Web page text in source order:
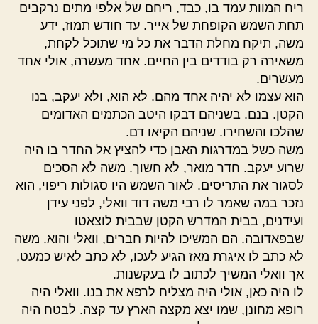
ריח המוות עמד בו, כבד, ריחם של אלפי מתים נרקבים
תחת השמש הקופחת של אייר. עד חודש תמוז, ידע
משה, תיקח מחלת הדבר את כל מי שתוכל לקחת,
משאירה רק בודדים בין החיים. אחד מעשרה, אולי אחד
מעשרים.
הוא עצמו לא יהיה אחד מהם. לא הוא, ולא יעקב, בנו
הקטן. בנם. בשניהם דבקו היטב הכתמים האדומים
שהלכו והשחירו. שניהם הקיאו דם.
משה כשל במדרגות האבן כדי להציץ אל החדר בו היה
שרוע יעקב. חדר מואר, לא חשוך. משה לא הסכים
לסגור את התריסים. לאור השמש היו סגולות ריפוי, הוא
נזכר במה שאמר לו רבי משה דוד וואלי, לפני עידן
ועידנים, בבית המדרש הקטן שבבית לוצאטו
שבפאדובה. הם המשיכו להיות חברים, וואלי והוא. משה
לא כתב לו איגרת מאז הגיע לעכו, לא כתב לאיש כמעט,
אך וואלי המשיך לכתוב לו בעקשנות.
לו היה כאן, אולי היה מצליח לרפא את בנו. וואלי היה
רופא מחונן, שמו יצא מקצה הארץ עד קצה. לבטח היה